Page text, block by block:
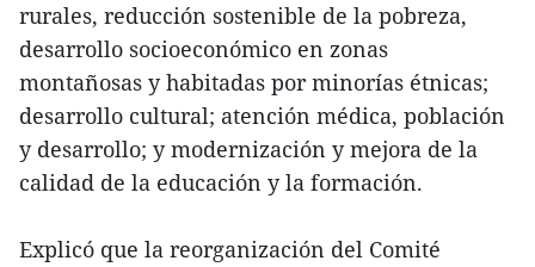
rurales, reducción sostenible de la pobreza,
desarrollo socioeconómico en zonas
montañosas y habitadas por minorías étnicas;
desarrollo cultural; atención médica, población
y desarrollo; y modernización y mejora de la
calidad de la educación y la formación.
Explicó que la reorganización del Comité